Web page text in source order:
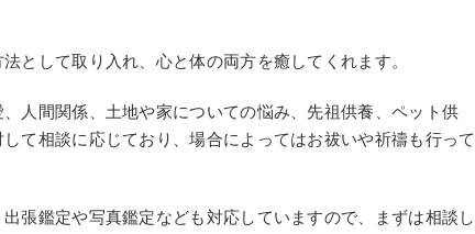
として取り入れ、心と体の両方を癒してくれます。
人間関係、土地や家についての悩み、先祖供養、ペット供
て相談に応じており、場合によってはお祓いや祈禱も行って
張鑑定や写真鑑定なども対応していますので、まずは相談し